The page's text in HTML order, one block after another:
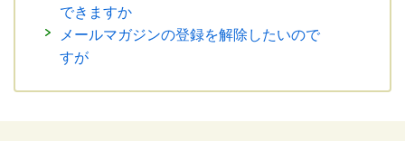
できますか
メールマガジンの登録を解除したいので
すが